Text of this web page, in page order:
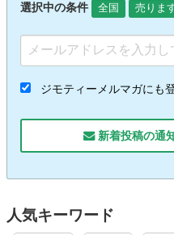
選択中の条件 全国 売りま
ジモティーメルマガにも
新着投稿の通
人気キーワード